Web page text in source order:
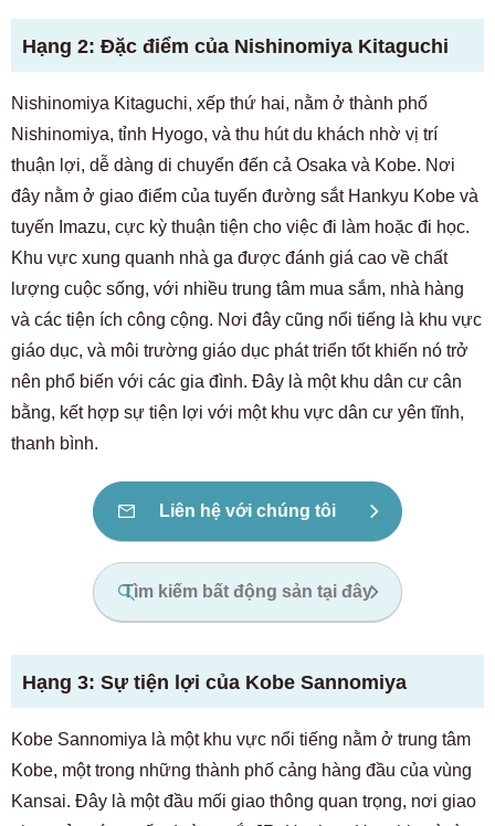
Hạng 2: Đặc điểm của Nishinomiya Kitaguchi
Nishinomiya Kitaguchi, xếp thứ hai, nằm ở thành phố
Nishinomiya, tỉnh Hyogo, và thu hút du khách nhờ vị trí
thuận lợi, dễ dàng di chuyển đến cả Osaka và Kobe. Nơi
đây nằm ở giao điểm của tuyến đường sắt Hankyu Kobe và
tuyến Imazu, cực kỳ thuận tiện cho việc đi làm hoặc đi học.
Khu vực xung quanh nhà ga được đánh giá cao về chất
lượng cuộc sống, với nhiều trung tâm mua sắm, nhà hàng
và các tiện ích công cộng. Nơi đây cũng nổi tiếng là khu vực
giáo dục, và môi trường giáo dục phát triển tốt khiến nó trở
nên phổ biến với các gia đình. Đây là một khu dân cư cân
bằng, kết hợp sự tiện lợi với một khu vực dân cư yên tĩnh,
thanh bình.
Liên hệ với chúng tôi
Tìm kiếm bất động sản tại đây
Hạng 3: Sự tiện lợi của Kobe Sannomiya
Kobe Sannomiya là một khu vực nổi tiếng nằm ở trung tâm
Kobe, một trong những thành phố cảng hàng đầu của vùng
Kansai. Đây là một đầu mối giao thông quan trọng, nơi giao